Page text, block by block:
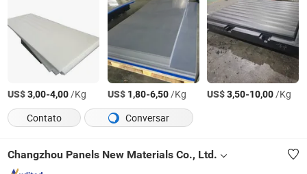
US$3,00-4,00/Kg US$ 1,80-6,50/Kg US$3,50-10,00/Kg
Contato
Conversar
Changzhou Panels New Materials Co., Ltd.